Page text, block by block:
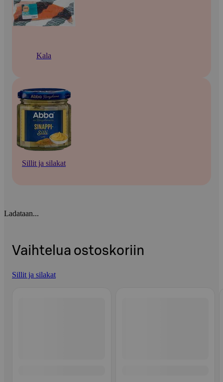
Kala
Sillit ja silakat
Ladataan...
Vaihtelua ostoskoriin
Sillit ja silakat